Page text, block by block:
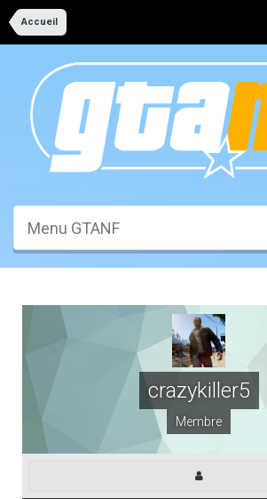
Accueil
Menu GTANF
crazykiller5
Membre